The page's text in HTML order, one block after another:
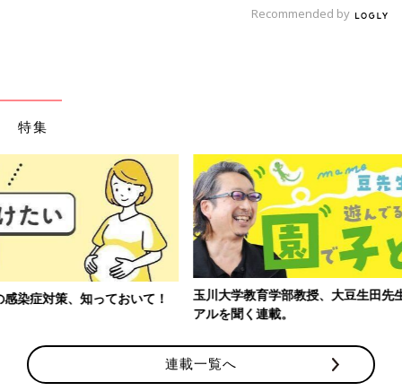
Recommended by
特集
玉川大学教育学部教授、大豆生田先生に子どもたちの保育園でのリ
連載一覧へ